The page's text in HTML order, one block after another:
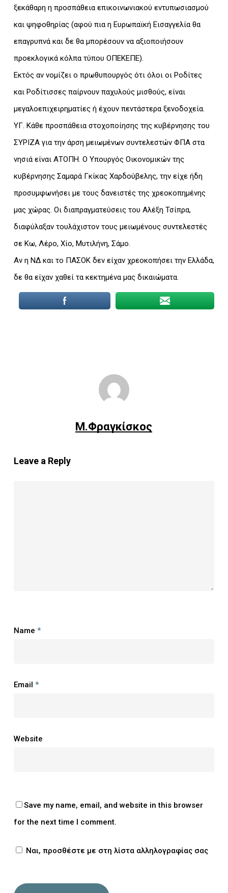
ξεκάθαρη η προσπάθεια επικοινωνιακού εντυπωσιασμού
και ψηφοθηρίας (αφού πια η Ευρωπαϊκή Εισαγγελία θα
επαγρυπνά και δε θα μπορέσουν να αξιοποιήσουν
προεκλογικά κόλπα τύπου ΟΠΕΚΕΠΕ).
Εκτός αν νομίζει ο πρωθυπουργός ότι όλοι οι Ροδίτες
και Ροδίτισσες παίρνουν παχυλούς μισθούς, είναι
μεγαλοεπιχειρηματίες ή έχουν πεντάστερα ξενοδοχεία.
ΥΓ. Κάθε προσπάθεια στοχοποίησης της κυβέρνησης του
ΣΥΡΙΖΑ για την άρση μειωμένων συντελεστών ΦΠΑ στα
νησιά είναι ΑΤΟΠΗ. Ο Υπουργός Οικονομικών της
κυβέρνησης Σαμαρά Γκίκας Χαρδούβελης, την είχε ήδη
προσυμφωνήσει με τους δανειστές της χρεοκοπημένης
μας χώρας. Οι διαπραγματεύσεις του Αλέξη Τσίπρα,
διαφύλαξαν τουλάχιστον τους μειωμένους συντελεστές
σε Κω, Λέρο, Χίο, Μυτιλήνη, Σάμο.
Αν η ΝΔ και το ΠΑΣΟΚ δεν είχαν χρεοκοπήσει την Ελλάδα,
δε θα είχαν χαθεί τα κεκτημένα μας δικαιώματα.
Μ.Φραγκίσκος
Leave a Reply
Name *
Email *
Website
Save my name, email, and website in this browser
for the next time I comment.
Ναι, προσθέστε με στη λίστα αλληλογραφίας σας